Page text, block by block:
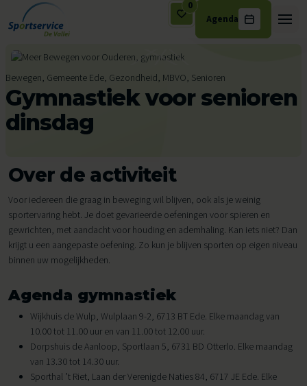
Ga naar de inhoud
0
Agenda
Bewegen, Gemeente Ede, Gezondheid, MBVO, Senioren
Gymnastiek voor senioren
dinsdag
Over de activiteit
Voor iedereen die graag in beweging wil blijven, ook als je weinig
sportervaring hebt. Je doet gevarieerde oefeningen voor spieren en
gewrichten, met aandacht voor houding en ademhaling. Kan iets niet? Dan
krijgt u een aangepaste oefening. Zo kun je blijven sporten op eigen niveau
binnen uw mogelijkheden.
Agenda gymnastiek
Wijkhuis de Wulp, Wulplaan 9-2, 6713 BT Ede. Elke maandag van
10.00 tot 11.00 uur en van 11.00 tot 12.00 uur.
Dorpshuis de Aanloop, Sportlaan 5, 6731 BD Otterlo. Elke maandag
van 13.30 tot 14.30 uur.
Sporthal ’t Riet, Laan der Verenigde Naties 84, 6717 JE Ede. Elke